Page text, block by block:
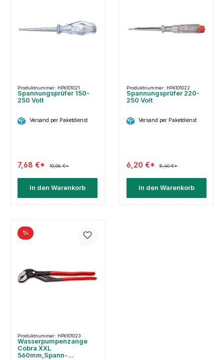
Produktnummer: HP6101021
Spannungsprüfer 150-
250 Volt
Versand per Paketdienst
7,68 €* 10,06 €*
In den Warenkorb
Produktnummer: HP6101022
Spannungsprüfer 220-
250 Volt
Versand per Paketdienst
6,20 €* 8,40 €*
In den Warenkorb
%
Produktnummer: HP6101023
Wasserpumpenzange
Cobra XXL
560mm,Spann-